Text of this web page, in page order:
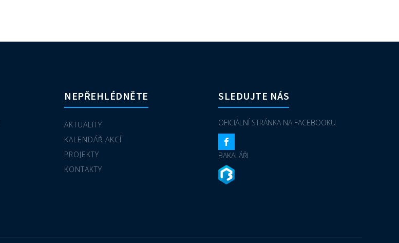
NEPŘEHLÉDNĚTE
AKTUALITY
KALENDÁŘ AKCÍ
PROJEKTY
KONTAKTY
SLEDUJTE NÁS
OFICIÁLNÍ STRÁNKA NA FACEBOOKU
BAKALÁŘI